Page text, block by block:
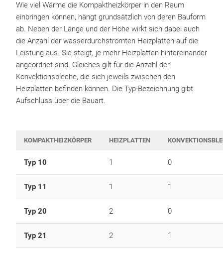
Wie viel Wärme die Kompaktheizkörper in den Raum
einbringen können, hängt grundsätzlich von deren Bauform
ab. Neben der Länge und der Höhe wirkt sich dabei auch
die Anzahl der wasserdurchströmten Heizplatten auf die
Leistung aus. Sie steigt, je mehr Heizplatten hintereinander
angeordnet sind. Gleiches gilt für die Anzahl der
Konvektionsbleche, die sich jeweils zwischen den
Heizplatten befinden können. Die Typ-Bezeichnung gibt
Aufschluss über die Bauart.
KOMPAKTHEIZKÖRPER HEIZPLATTEN
Typ 10 1 0
Typ 11 1 1
Typ 20 2 0
Typ 21 2 1